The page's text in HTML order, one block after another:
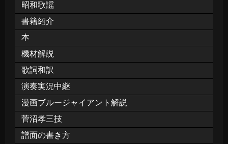
昭和歌謡
書籍紹介
本
機材解説
歌詞和訳
演奏実況中継
漫画ブルージャイアント解説
菅沼孝三技
譜面の書き方